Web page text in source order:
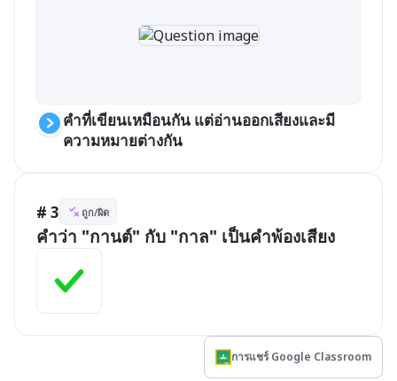
คำที่เขียนเหมือนกัน แต่อ่านออกเสียงและมี
ความหมายต่างกัน
# 3 ถูก/ผิด
คำว่า "กานต์" กับ "กาล" เป็นคำพ้องเสียง
การแชร์ Google Classroom